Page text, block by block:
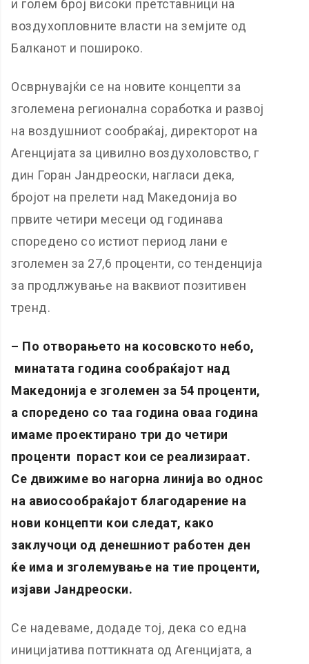
и голем број високи претставници на
воздухопловните власти на земјите од
Балканот и пошироко.
Осврнувајќи се на новите концепти за
зголемена регионална соработка и развој
на воздушниот сообраќај, директорот на
Агенцијата за цивилно воздухоловство, г
дин Горан Јандреоски, нагласи дека,
бројот на прелети над Македонија во
првите четири месеци од годинава
споредено со истиот период лани е
зголемен за 27,6 проценти, со тенденција
за продлжување на ваквиот позитивен
тренд.
– По отворањето на косовското небо,
минатата година сообраќајот над
Македонија е зголемен за 54 проценти,
а споредено со таа година оваа година
имаме проектирано три до четири
проценти пораст кои се реализираат.
Се движиме во нагорна линија во однос
на авиосообраќајот благодарение на
нови концепти кои следат, како
заклучоци од денешниот работен ден
ќе има и зголемување на тие проценти,
изјави Јандреоски.
Се надеваме, додаде тој, дека со една
иницијатива поттикната од Агенцијата, а